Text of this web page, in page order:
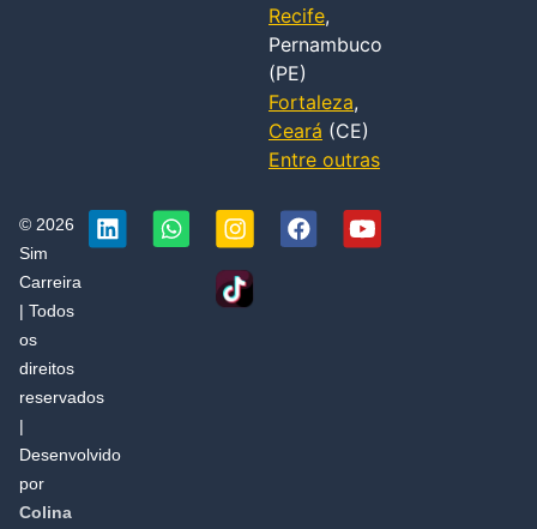
Recife,
Pernambuco
(PE)
Fortaleza,
Ceará (CE)
Entre outras
© 2026
Sim
Carreira
| Todos
os
direitos
reservados
|
Desenvolvido
por
Colina